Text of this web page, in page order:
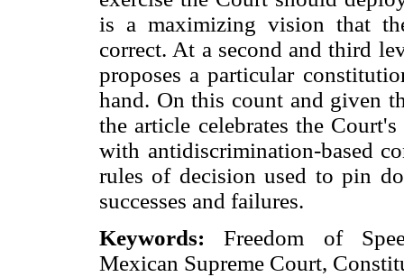
is a maximizing vision that
correct. At a second and third
proposes a particular
hand. On this count and given
the article celebrates the
with antidiscrimination-based
rules of decision used to pin
successes and failures.
Keywords: Freedom of
Mexican Supreme Court,